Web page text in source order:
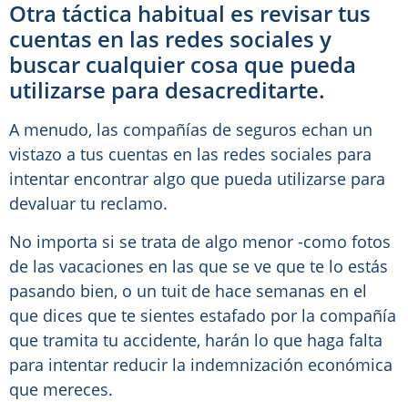
Otra táctica habitual es revisar tus
cuentas en las redes sociales y
buscar cualquier cosa que pueda
utilizarse para desacreditarte.
A menudo, las compañías de seguros echan un
vistazo a tus cuentas en las redes sociales para
intentar encontrar algo que pueda utilizarse para
devaluar tu reclamo.
No importa si se trata de algo menor -como fotos
de las vacaciones en las que se ve que te lo estás
pasando bien, o un tuit de hace semanas en el
que dices que te sientes estafado por la compañía
que tramita tu accidente, harán lo que haga falta
para intentar reducir la indemnización económica
que mereces.